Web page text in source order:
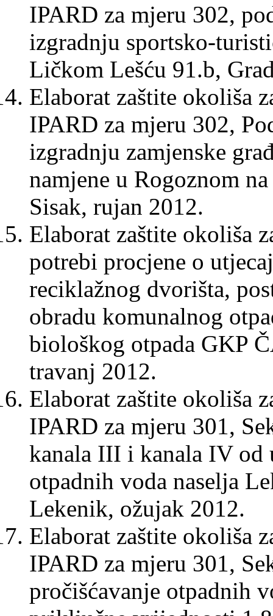
IPARD za mjeru 302,
izgradnju sportsko-
Ličkom Lešću 91.b,
Elaborat zaštite okoliša
IPARD za mjeru 302,
izgradnju zamjenske
namjene u Rogoznom
Sisak, rujan 2012.
Elaborat zaštite okoliša
potrebi procjene o
reciklažnog dvorišta,
obradu komunalnog
biološkog otpada GKP
travanj 2012.
Elaborat zaštite okoliša
IPARD za mjeru 301,
kanala III i kanala IV od
otpadnih voda naselja
Lekenik, ožujak 2012.
Elaborat zaštite okoliša
IPARD za mjeru 301,
pročišćavanje otpadnih